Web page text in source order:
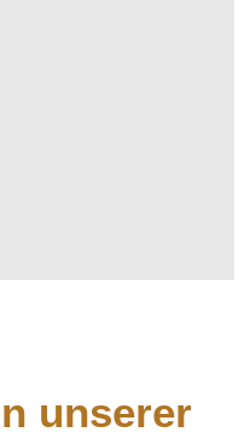
unserer